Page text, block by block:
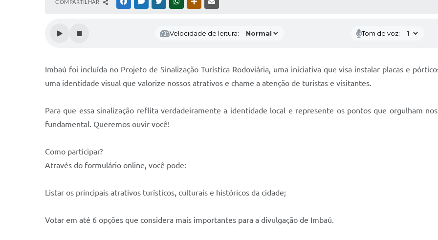
COMPARTILHAR FACEBOOKMESSENGER
TWITTERWHATSAPPOUTRAS MÍDIAS
Velocidade de leitura: Tom de voz:
Imbaú foi incluída no Projeto de Sinalização Turística Rodoviária, uma iniciativa que visa instalar placas e
uma identidade visual que valorize nossos atrativos e chame a atenção de turistas e visitantes.
Para que essa sinalização reflita verdadeiramente a identidade local e represente os pontos que orgulham
fundamental. Queremos ouvir você!
Como participar?
Através do formulário online, você pode:
Listar os principais atrativos turísticos, culturais e históricos da cidade;
Votar em até 6 opções que considera mais importantes para a divulgação de Imbaú.